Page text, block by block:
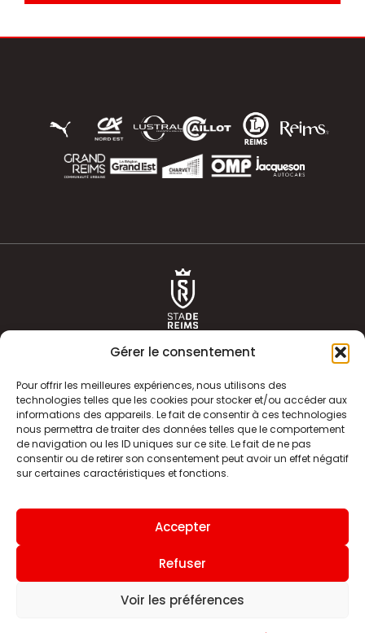
Gérer le consentement
Pour offrir les meilleures expériences, nous utilisons des
technologies telles que les cookies pour stocker et/ou accéder aux
informations des appareils. Le fait de consentir à ces technologies
nous permettra de traiter des données telles que le comportement
de navigation ou les ID uniques sur ce site. Le fait de ne pas
consentir ou de retirer son consentement peut avoir un effet négatif
sur certaines caractéristiques et fonctions.
Accepter
Refuser
Voir les préférences
ACTUALITÉS
CLUB
BOUTIQUE
HISTOIRE
ÉQUIPE PREMIERE
INFOS ET CONTACT